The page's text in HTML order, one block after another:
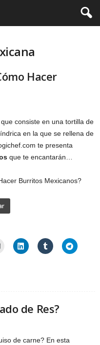
Hacer
consiste en una tortilla de
en la que se rellena de
te presenta
que te encantarán…
de Res?
de carne? En esta